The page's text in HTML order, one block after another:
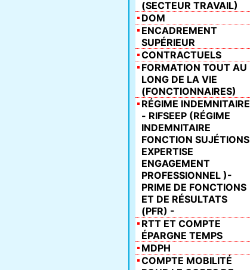
(SECTEUR TRAVAIL)
DOM
ENCADREMENT
SUPÉRIEUR
CONTRACTUELS
FORMATION TOUT AU
LONG DE LA VIE
(FONCTIONNAIRES)
RÉGIME INDEMNITAIRE
- RIFSEEP (RÉGIME
INDEMNITAIRE
FONCTION SUJÉTIONS
EXPERTISE
ENGAGEMENT
PROFESSIONNEL )-
PRIME DE FONCTIONS
ET DE RÉSULTATS
(PFR) -
RTT ET COMPTE
ÉPARGNE TEMPS
MDPH
COMPTE MOBILITÉ